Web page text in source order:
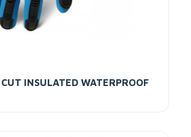
INSULATED WATERPROOF